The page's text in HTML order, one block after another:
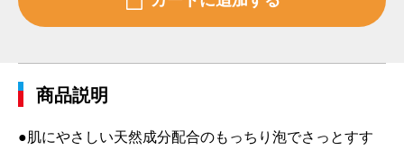
商品説明
●肌にやさしい天然成分配合のもっちり泡でさっとすす